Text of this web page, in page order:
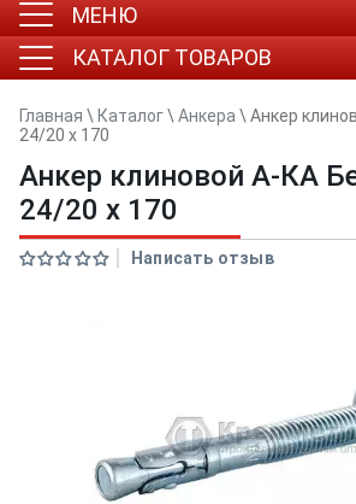
МЕНЮ
КАТАЛОГ ТОВАРОВ
Главная \ Каталог\ Анкера \ Анкер
24/20 x 170
Анкер клиновой А-КА
24/20 x 170
Написать отзыв